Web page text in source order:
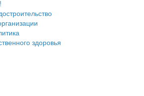
здоровья